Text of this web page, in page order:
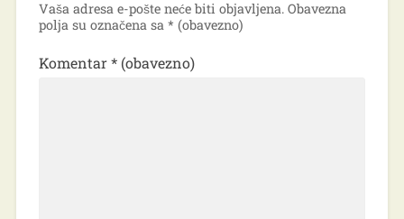
Vaša adresa e-pošte neće biti objavljena. Obavezna
polja su označena sa * (obavezno)
Komentar* (obavezno)